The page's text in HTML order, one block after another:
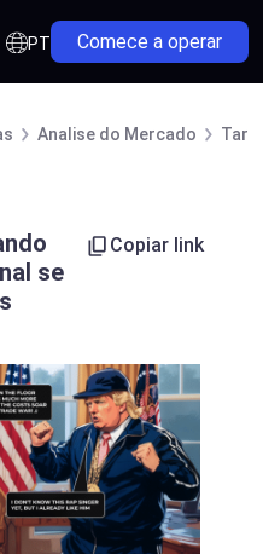
PT Comece a operar
Analise do Mercado
se
Copiar link